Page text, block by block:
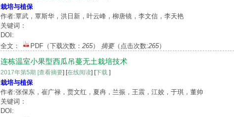
栽培与植保
作者:覃武，覃斯华，洪日新，叶云峰，柳唐镜，李文信，李天艳
关键词：
DOI:
全文：
PDF （下载次数： 265） 摘要（点击次数:265）
连栋温室小果型西瓜吊蔓无土栽培技术
2017年第5期 [查看摘要] [在线阅读] [下载 ]
栽培与植保
作者:张保东，崔广禄，贾文红，夏冉，兰振，王震，江姣，于琪，董帅
关键词：
DOI: